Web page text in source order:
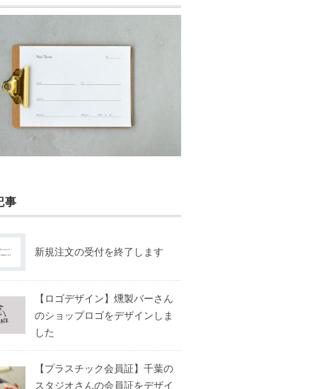
事
新規注文の受付を終了します
【ロゴデザイン】燻製バーさん
のショップロゴをデザインしま
した
【プラスチック会員証】千葉の
スタジオさんの会員証をデザイ